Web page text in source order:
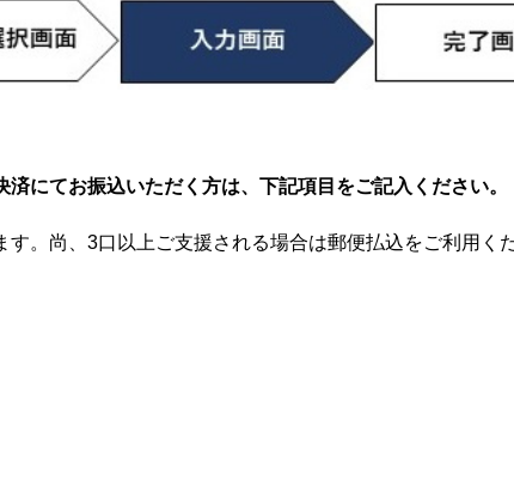
にてお振込いただく方は、下記項目をご記入ください。
。尚、3口以上ご支援される場合は郵便払込をご利用く